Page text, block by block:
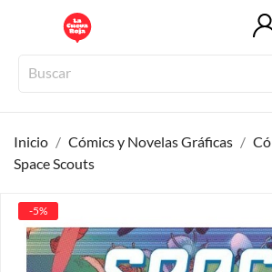
Inicio Cómics y Novelas Gráficas
Space Scouts
-5%